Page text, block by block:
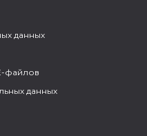
данных
файлов
данных